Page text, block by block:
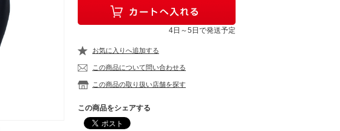
4日～5日で発送予定
お気に入りへ追加する
この商品について問い合わせる
この商品の取り扱い店舗を探す
この商品をシェアする